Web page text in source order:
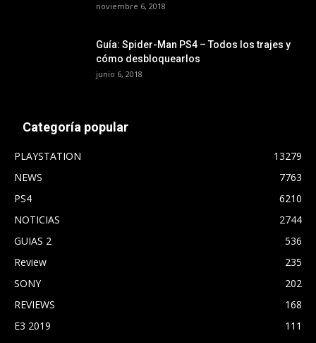
noviembre 6, 2018
Guía: Spider-Man PS4 – Todos los trajes y
cómo desbloquearlos
junio 6, 2018
Categoría popular
PLAYSTATION
13279
NEWS
7763
PS4
6210
NOTICIAS
2744
GUIAS 2
536
Review
235
SONY
202
REVIEWS
168
E3 2019
111